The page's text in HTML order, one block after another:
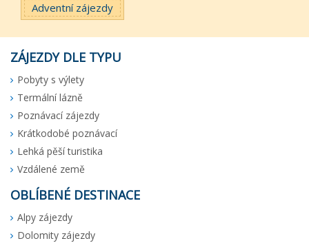
Adventní zájezdy
ZÁJEZDY DLE TYPU
Pobyty s výlety
Termální lázně
Poznávací zájezdy
Krátkodobé poznávací
Lehká pěší turistika
Vzdálené země
OBLÍBENÉ DESTINACE
Alpy zájezdy
Dolomity zájezdy